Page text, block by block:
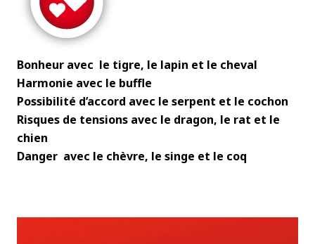
Bonheur avec le tigre, le lapin et le cheval
Harmonie avec le buffle
Possibilité d’accord avec le serpent et le cochon
Risques de tensions avec le dragon, le rat et le
chien
Danger avec le chèvre, le singe et le coq